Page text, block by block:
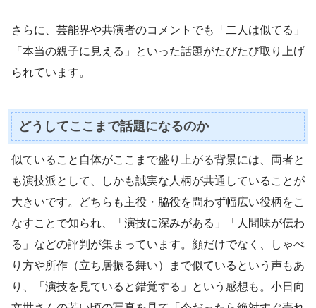
さらに、芸能界や共演者のコメントでも「二人は似てる」
「本当の親子に見える」といった話題がたびたび取り上げ
られています。
どうしてここまで話題になるのか
似ていること自体がここまで盛り上がる背景には、両者と
も演技派として、しかも誠実な人柄が共通していることが
大きいです。どちらも主役・脇役を問わず幅広い役柄をこ
なすことで知られ、「演技に深みがある」「人間味が伝わ
る」などの評判が集まっています。顔だけでなく、しゃべ
り方や所作（立ち居振る舞い）まで似ているという声もあ
り、「演技を見ていると錯覚する」という感想も。小日向